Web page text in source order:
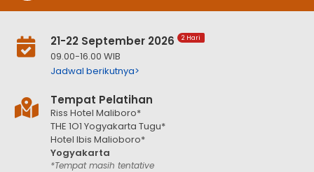
21-22 September 2026 2 Hari
09.00-16.00 WIB
Jadwal berikutnya>
Tempat Pelatihan
Riss Hotel Maliboro*
THE 1O1 Yogyakarta Tugu*
Hotel Ibis Malioboro*
Yogyakarta
*Tempat masih tentative